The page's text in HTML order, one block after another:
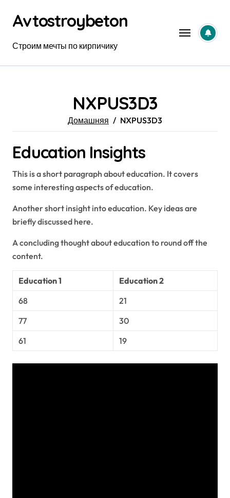
содержанию
Avtostroybeton
Строим мечты по кирпичику
NXPUS3D3
Домашняя NXPUS3D3
Education Insights
This is a short paragraph about education. It covers
some interesting aspects of education.
Another short insight into education. Key ideas are
briefly discussed here.
A concluding thought about education to round off the
content.
Education 1
Education 2
68
21
77
30
61
19